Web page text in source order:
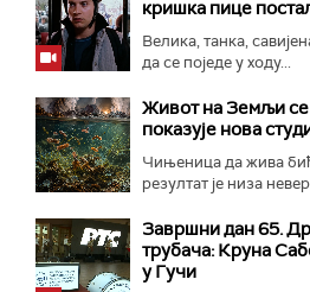
кришка пице
Велика, танка,
да се поједе у ходу...
Живот на Земљи се
показује нова
Чињеница да жива
резултат је низа
Завршни дан 65.
трубача: Круна
у Гучи